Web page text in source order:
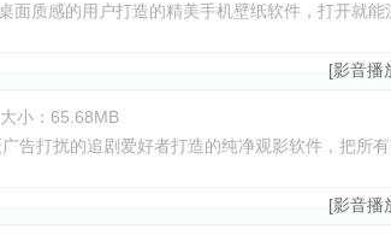
面质感的用户打造的精美手机壁纸软件，打开就能
[影音播
大小：65.68MB
告打扰的追剧爱好者打造的纯净观影软件，把所
[影音播